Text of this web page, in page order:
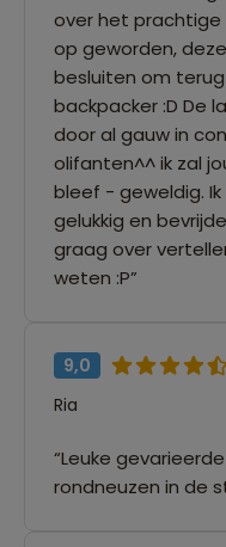
over het prachtige
op geworden,
besluiten om
backpacker :D De
door al gauw in
olifanten^^ ik zal
bleef - geweldig.
gelukkig en
graag over
weten :P”
9,0
Ria
“Leuke
rondneuzen in de